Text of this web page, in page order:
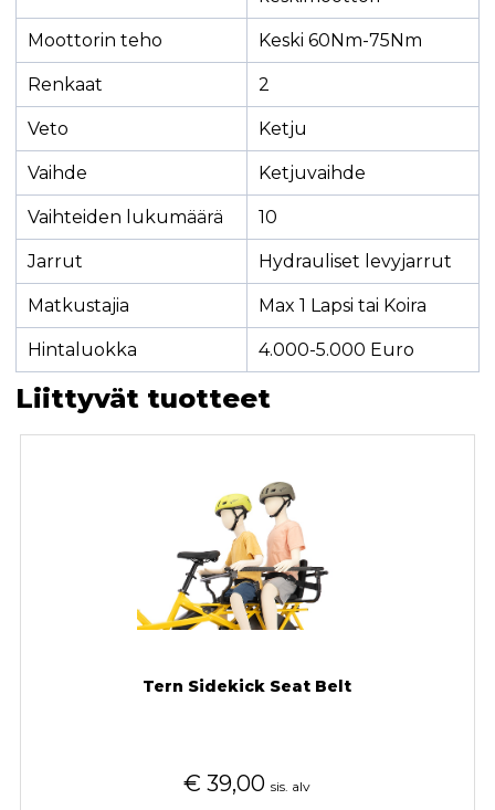
Moottorin teho Keski 60Nm-75Nm
Renkaat 2
Veto Ketju
Vaihde Ketjuvaihde
Vaihteiden lukumäärä 10
Jarrut Hydrauliset levyjarrut
Matkustajia Max 1 Lapsi tai Koira
Hintaluokka 4.000-5.000 Euro
Liittyvät tuotteet
Tern Sidekick Seat Belt
€ 39,00 sis. alv